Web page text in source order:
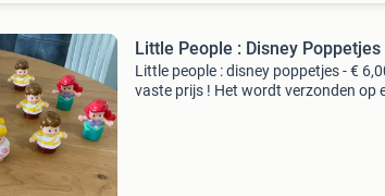
Little People : Disney Poppetjes
Little people : disney poppetjes - €
vaste prijs ! Het wordt verzonden op